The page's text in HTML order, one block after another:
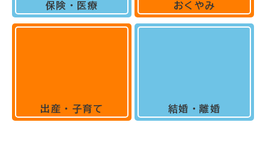
保険・医療
出産・子育て
おくやみ
結婚・離婚